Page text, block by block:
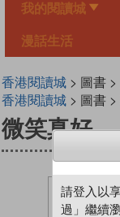
我的閱讀城
漫話生活
香港閱讀城> 圖書 >
香港閱讀城> 圖書 >
微笑真好
請登入以
過」繼續瀏